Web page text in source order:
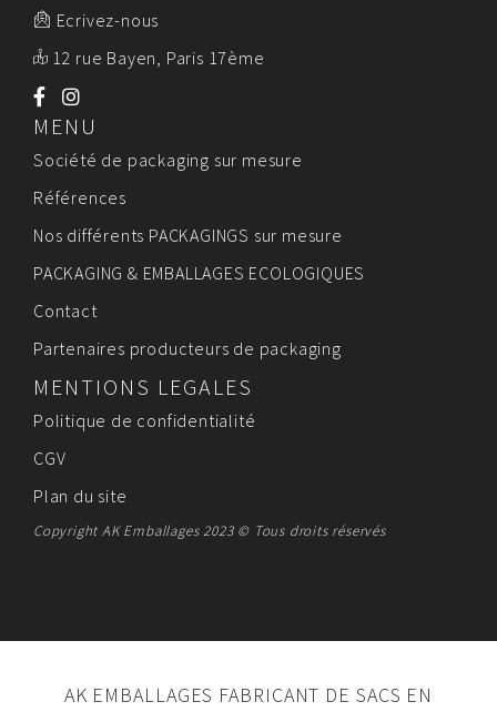
Ecrivez-nous
12 rue Bayen, Paris 17ème
MENU
Société de packaging sur mesure
Références
Nos différents PACKAGINGS sur mesure
PACKAGING & EMBALLAGES ECOLOGIQUES
Contact
Partenaires producteurs de packaging
MENTIONS LEGALES
Politique de confidentialité
CGV
Plan du site
Copyright AK Emballages 2023 © Tous droits réservés
AK EMBALLAGES FABRICANT DE SACS EN